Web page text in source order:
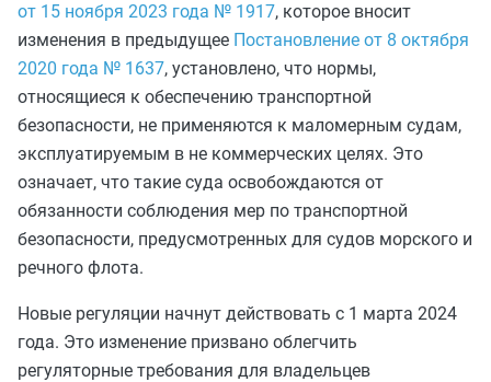
от 15 ноября 2023 года № 1917, которое вносит
изменения в предыдущее Постановление от 8 октября
2020 года № 1637, установлено, что нормы,
относящиеся к обеспечению транспортной
безопасности, не применяются к маломерным судам,
эксплуатируемым в не коммерческих целях. Это
означает, что такие суда освобождаются от
обязанности соблюдения мер по транспортной
безопасности, предусмотренных для судов морского и
речного флота.
Новые регуляции начнут действовать с 1 марта 2024
года. Это изменение призвано облегчить
регуляторные требования для владельцев